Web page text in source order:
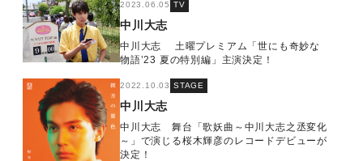
2023.06.05 TV
中川大志
中川大志 土曜プレミアム「世にも奇妙な
物語’23 夏の特別編」主演決定！
2022.10.03 STAGE
中川大志
中川大志 舞台「歌妖曲～中川大志之丞変化
～」で演じる桜木輝彦のレコードデビューが
決定！